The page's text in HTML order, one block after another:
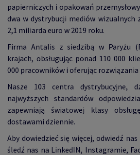
papierniczych i opakowań
dwa w dystrybucji mediów wizualnych
2,1 miliarda euro w 2019 roku.
Firma Antalis z siedzibą w Paryżu
krajach, obsługując ponad 110 000
000 pracowników i oferując
Nasze 103 centra dystrybucyjne,
najwyższych standardów
zapewniają światowej klasy
dostawami dziennie.
Aby dowiedzieć się więcej, odwiedź
śledź nas na LinkedIN, Instagramie,